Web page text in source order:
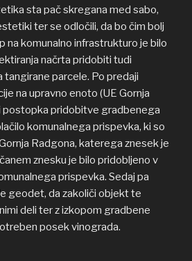
sta pač skregana med sabo,
ter se odločili, da bo čim bolj
na komunalno infrastrukturo je bilo
načrta pridobiti tudi
parcele. Po predaji
na upravno enoto (UE Gornja
postopka pridobitve gradbenega
komunalnega prispevka, ki so
Radgona, katerega znesek je
znesku je bilo pridobljeno v
prispevka. Sedaj pa
geodet, da zakoliči objekt te
deli ter z izkopom gradbene
posek vinograda.